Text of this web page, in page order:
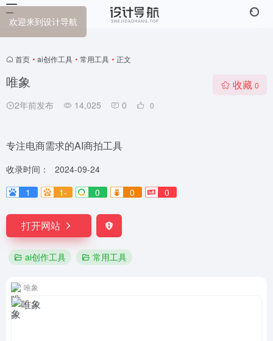
首页 • ai创作工具 • 常用工具 • 正文
唯象
2年前发布 14,025 0 0
收藏 0
专注电商需求的AI商拍工具
收录时间：
2024-09-24
1
1- 0 0 0
打开网站
ai创作工具 常用工具
唯象
欢迎来到设计导航